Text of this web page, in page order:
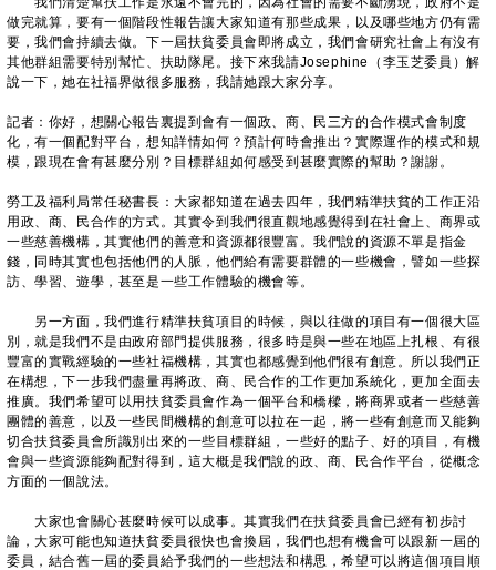
做完就算，要有一個階段性報告讓大家知道有那些成果，以及哪些地方仍有需
要，我們會持續去做。下一屆扶貧委員會即將成立，我們會研究社會上有沒有
其他群組需要特别幫忙、扶助隊尾。接下來我請Josephine（李玉芝委員）解
說一下，她在社福界做很多服務，我請她跟大家分享。
記者：你好，想關心報告裏提到會有一個政、商、民三方的合作模式會制度
化，有一個配對平台，想知詳情如何？預計何時會推出？實際運作的模式和規
模，跟現在會有甚麼分別？目標群組如何感受到甚麼實際的幫助？謝謝。
勞工及福利局常任秘書長：大家都知道在過去四年，我們精準扶貧的工作正沿
用政、商、民合作的方式。其實令到我們很直觀地感覺得到在社會上、商界或
一些慈善機構，其實他們的善意和資源都很豐富。我們說的資源不單是指金
錢，同時其實也包括他們的人脈，他們給有需要群體的一些機會，譬如一些探
訪、學習、遊學，甚至是一些工作體驗的機會等。
另一方面，我們進行精準扶貧項目的時候，與以往做的項目有一個很大區
別，就是我們不是由政府部門提供服務，很多時是與一些在地區上扎根、有很
豐富的實戰經驗的一些社福機構，其實也都感覺到他們很有創意。所以我們正
在構想，下一步我們盡量再將政、商、民合作的工作更加系統化，更加全面去
推廣。我們希望可以用扶貧委員會作為一個平台和橋樑，將商界或者一些慈善
團體的善意，以及一些民間機構的創意可以拉在一起，將一些有創意而又能夠
切合扶貧委員會所識別出來的一些目標群組，一些好的點子、好的項目，有機
會與一些資源能夠配對得到，這大概是我們說的政、商、民合作平台，從概念
方面的一個說法。
大家也會關心甚麼時候可以成事。其實我們在扶貧委員會已經有初步討
論，大家可能也知道扶貧委員很快也會換屆，我們也想有機會可以跟新一屆的
委員，結合舊一屆的委員給予我們的一些想法和構思，希望可以將這個項目順